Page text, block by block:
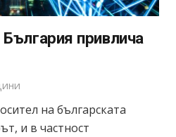
привлича
на българската
и в частност